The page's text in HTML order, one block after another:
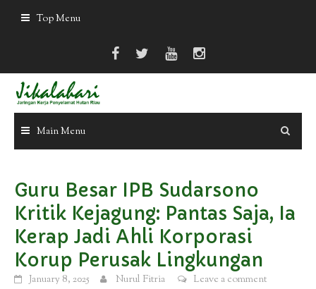
Top Menu
Main Menu
Guru Besar IPB Sudarsono
Kritik Kejagung: Pantas Saja, Ia
Kerap Jadi Ahli Korporasi
Korup Perusak Lingkungan
January 8, 2025 Nurul Fitria Leave a comment